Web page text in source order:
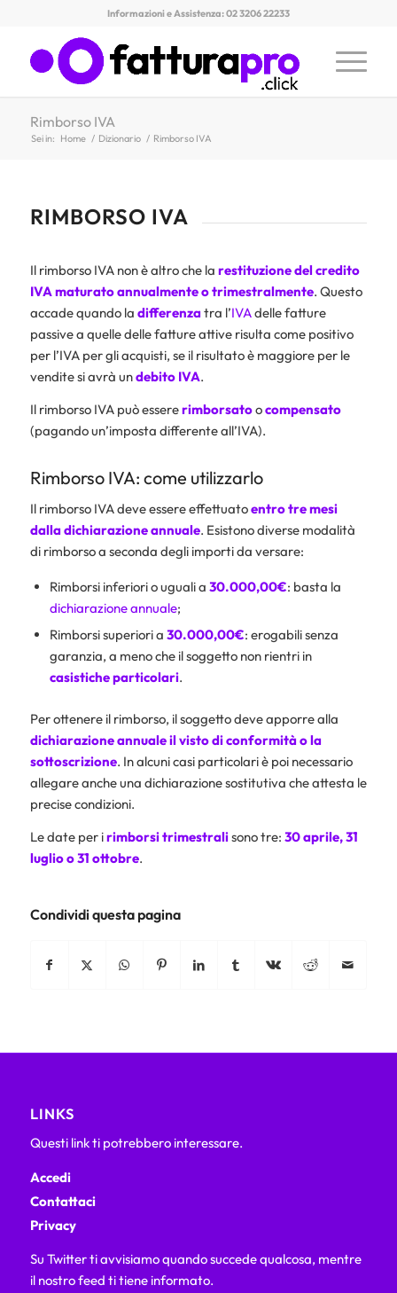
Informazioni e Assistenza: 02 3206 22233
Rimborso IVA
Sei in: Home / Dizionario / Rimborso IVA
RIMBORSO IVA
Il rimborso IVA non è altro che la restituzione del credito
IVA maturato annualmente o trimestralmente. Questo
accade quando la differenzatra l’IVAdelle fatture
passive a quelle delle fatture attive risulta come positivo
per l’IVA per gli acquisti, se il risultato è maggiore per le
vendite si avrà undebito IVA.
Il rimborso IVA può essererimborsatoocompensato
(pagando un’imposta differente all’IVA).
Rimborso IVA: come utilizzarlo
Il rimborso IVA deve essere effettuatoentro tre mesi
dalla dichiarazione annuale. Esistono diverse modalità
di rimborso a seconda degli importi da versare:
Rimborsi inferiori o uguali a 30.000,00€: basta la
dichiarazione annuale;
Rimborsi superiori a 30.000,00€: erogabili senza
garanzia, a meno che il soggetto non rientri in
casistiche particolari.
Per ottenere il rimborso, il soggetto deve apporre alla
dichiarazione annuale il visto di conformità o la
sottoscrizione. In alcuni casi particolari è poi necessario
allegare anche una dichiarazione sostitutiva che attesta le
precise condizioni.
Le date per irimborsi trimestralisono tre: 30 aprile, 31
luglio o 31 ottobre.
Condividi questa pagina
LINKS
Questi link ti potrebbero interessare.
Accedi
Contattaci
Privacy
Su Twitter ti avvisiamo quando succede qualcosa, mentre
il nostro feed ti tiene informato.